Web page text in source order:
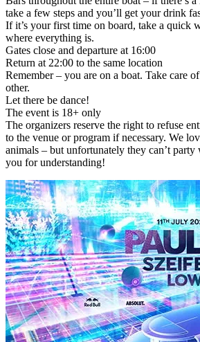
take a few steps and you’ll get your drink
If it’s your first time on board, take a quick
where everything is.
Gates close and departure at 16:00
Return at 22:00 to the same location
Remember – you are on a boat. Take care
other.
Let there be dance!
The event is 18+ only
The organizers reserve the right to refuse
to the venue or program if necessary. We
animals – but unfortunately they can’t
you for understanding!